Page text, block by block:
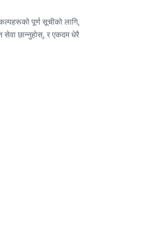
पूर्ण सूचीको लागि,
सेवा छान्नुहोस्, र एकदम धेरै